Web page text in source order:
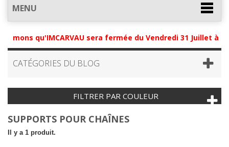
MENU
qu'IMCARVAU sera fermée du Vendredi 31 Juillet à
CATÉGORIES DU BLOG
FILTRER PAR COULEUR
SUPPORTS POUR CHAÎNES
Il y a 1 produit.